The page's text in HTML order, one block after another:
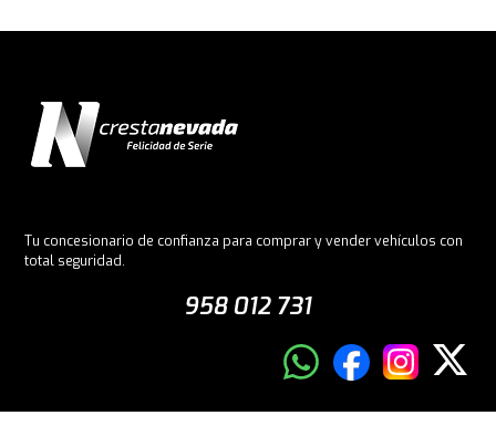
Tu concesionario de confianza para comprar y vender vehículos con
total seguridad.
958 012 731